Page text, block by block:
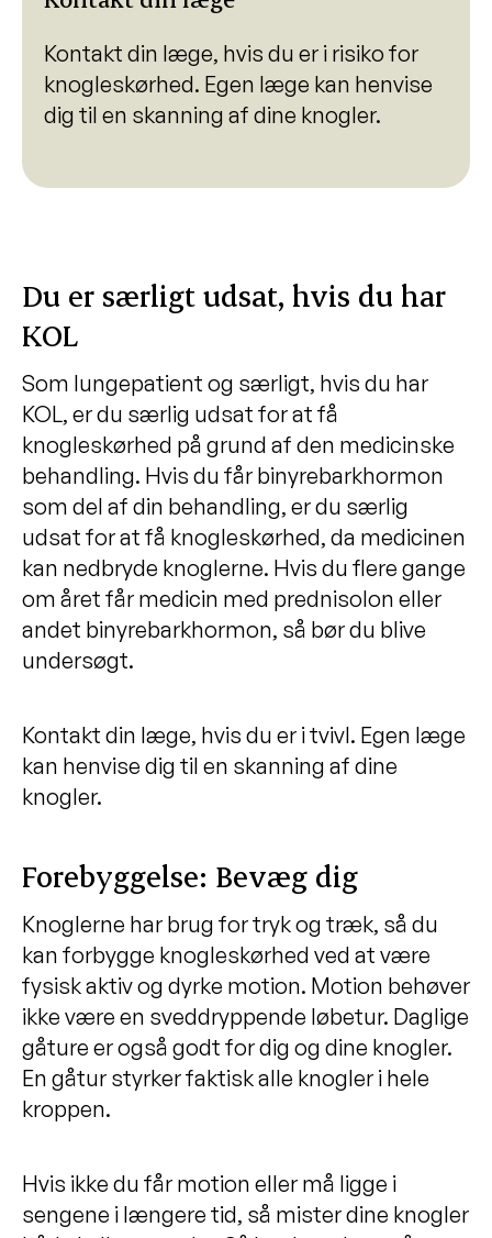
Kontakt din læge, hvis du er i risiko for
knogleskørhed. Egen læge kan henvise
dig til en skanning af dine knogler.
Du er særligt udsat, hvis du har
KOL
Som lungepatient og særligt, hvis du har
KOL, er du særlig udsat for at få
knogleskørhed på grund af den medicinske
behandling. Hvis du får binyrebarkhormon
som del af din behandling, er du særlig
udsat for at få knogleskørhed, da medicinen
kan nedbryde knoglerne. Hvis du flere gange
om året får medicin med prednisolon eller
andet binyrebarkhormon, så bør du blive
undersøgt.
Kontakt din læge, hvis du er i tvivl. Egen læge
kan henvise dig til en skanning af dine
knogler.
Forebyggelse: Bevæg dig
Knoglerne har brug for tryk og træk, så du
kan forbygge knogleskørhed ved at være
fysisk aktiv og dyrke motion. Motion behøver
ikke være en sveddryppende løbetur. Daglige
gåture er også godt for dig og dine knogler.
En gåtur styrker faktisk alle knogler i hele
kroppen.
Hvis ikke du får motion eller må ligge i
sengene i længere tid, så mister dine knogler